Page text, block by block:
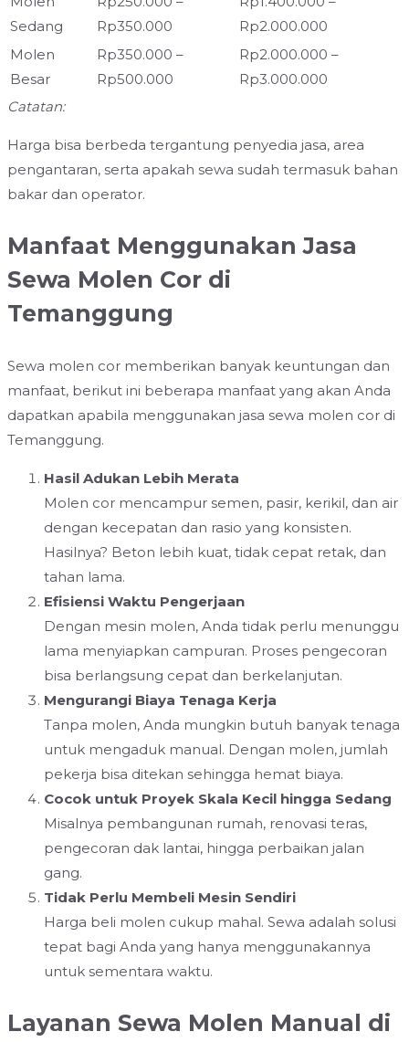
Sedang
Rp350.000
Rp2.000.000
Molen
Besar
Rp350.000 –
Rp500.000
Rp2.000.000 –
Rp3.000.000
Catatan:
Harga bisa berbeda tergantung penyedia jasa, area
pengantaran, serta apakah sewa sudah termasuk bahan
bakar dan operator.
Manfaat Menggunakan Jasa
Sewa Molen Cor di
Temanggung
Sewa molen cor memberikan banyak keuntungan dan
manfaat, berikut ini beberapa manfaat yang akan Anda
dapatkan apabila menggunakan jasa sewa molen cor di
Temanggung.
Hasil Adukan Lebih Merata
Molen cor mencampur semen, pasir, kerikil, dan air
dengan kecepatan dan rasio yang konsisten.
Hasilnya? Beton lebih kuat, tidak cepat retak, dan
tahan lama.
Efisiensi Waktu Pengerjaan
Dengan mesin molen, Anda tidak perlu menunggu
lama menyiapkan campuran. Proses pengecoran
bisa berlangsung cepat dan berkelanjutan.
Mengurangi Biaya Tenaga Kerja
Tanpa molen, Anda mungkin butuh banyak tenaga
untuk mengaduk manual. Dengan molen, jumlah
pekerja bisa ditekan sehingga hemat biaya.
Cocok untuk Proyek Skala Kecil hingga Sedang
Misalnya pembangunan rumah, renovasi teras,
pengecoran dak lantai, hingga perbaikan jalan
gang.
Tidak Perlu Membeli Mesin Sendiri
Harga beli molen cukup mahal. Sewa adalah solusi
tepat bagi Anda yang hanya menggunakannya
untuk sementara waktu.
Layanan Sewa Molen Manual di